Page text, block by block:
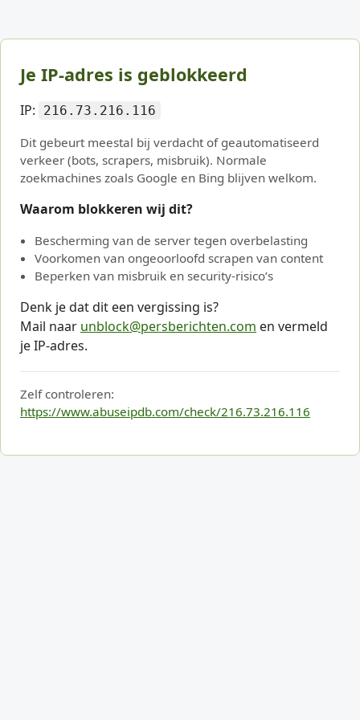
Je IP-adres is geblokkeerd
IP: 216.73.216.116
Dit gebeurt meestal bij verdacht of geautomatiseerd
verkeer (bots, scrapers, misbruik). Normale
zoekmachines zoals Google en Bing blijven welkom.
Waarom blokkeren wij dit?
Bescherming van de server tegen overbelasting
Voorkomen van ongeoorloofd scrapen van content
Beperken van misbruik en security-risico’s
Denk je dat dit een vergissing is?
Mail naar unblock@persberichten.com en vermeld
je IP-adres.
Zelf controleren:
https://www.abuseipdb.com/check/216.73.216.116